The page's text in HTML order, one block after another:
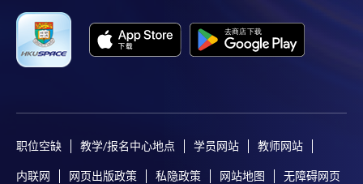
职位空缺 教学/报名中心地点 学员网站 教师网站
内联网 网页出版政策 私隐政策 网站地图 无障碍网页